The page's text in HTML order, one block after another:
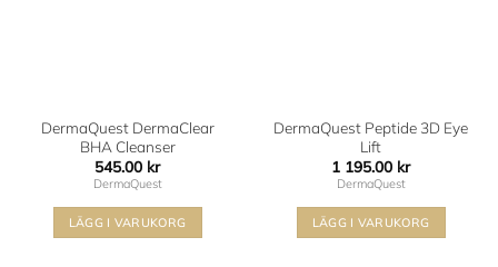
DermaQuest DermaClear
BHA Cleanser
545.00 kr
DermaQuest
LÄGG I VARUKORG
DermaQuest Peptide 3D Eye
Lift
1 195.00 kr
DermaQuest
LÄGG I VARUKORG